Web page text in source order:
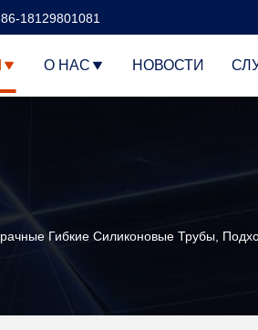
86-18129801081
О НАС НОВОСТИ
Гибкие Силиконовые Трубы,